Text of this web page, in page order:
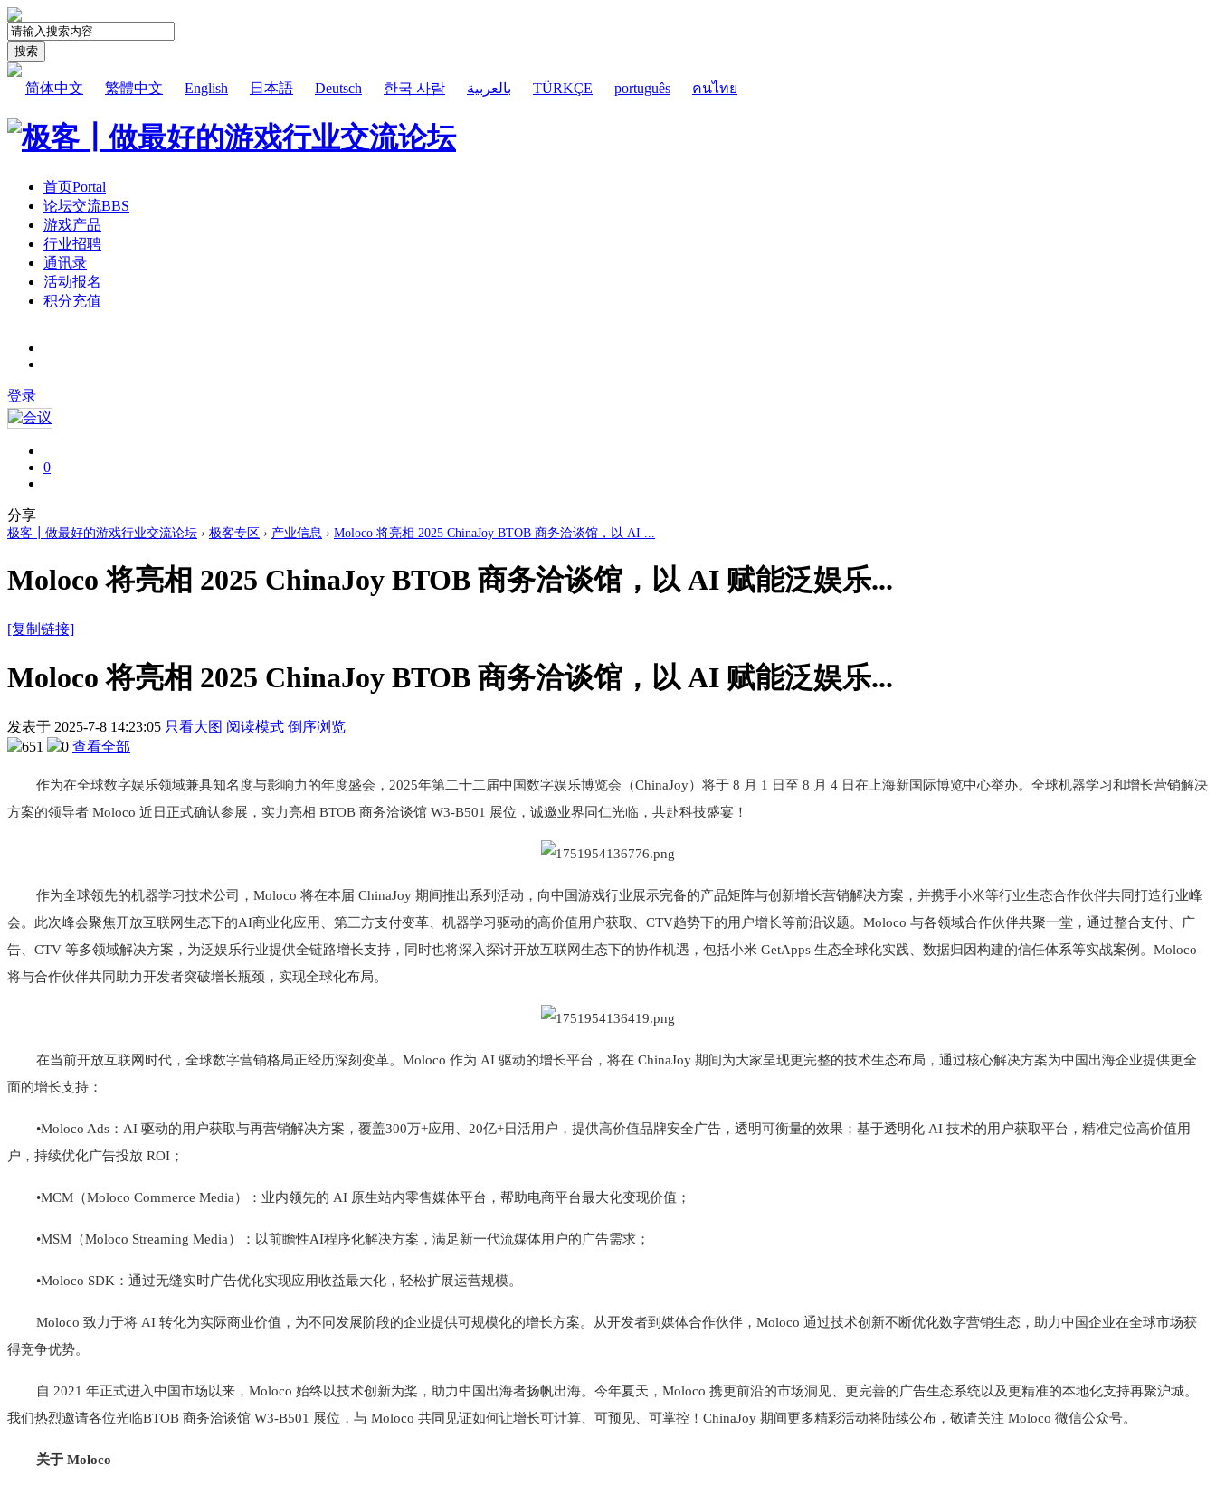
搜索
简体中文 繁體中文 English 日本語 Deutsch 한국 사람 بالعربية TÜRKÇE português คนไทย
首页Portal
论坛交流BBS
游戏产品
行业招聘
通讯录
活动报名
积分充值
登录
0
分享
极客┃做最好的游戏行业交流论坛 › 极客专区 › 产业信息 › Moloco 将亮相 2025 ChinaJoy BTOB 商务洽谈馆，以 AI ...
Moloco 将亮相 2025 ChinaJoy BTOB 商务洽谈馆，以 AI 赋能泛娱乐...
[复制链接]
Moloco 将亮相 2025 ChinaJoy BTOB 商务洽谈馆，以 AI 赋能泛娱乐...
发表于 2025-7-8 14:23:05 只看大图 阅读模式 倒序浏览
651
0 查看全部
作为在全球数字娱乐领域兼具知名度与影响力的年度盛会，2025年第二十二届中国数字娱乐博览会（ChinaJoy）将于 8 月 1 日至 8 月 4 日在上海新国际博览中心举办。全球机器学习和增长营销解决
方案的领导者 Moloco 近日正式确认参展，实力亮相 BTOB 商务洽谈馆 W3-B501 展位，诚邀业界同仁光临，共赴科技盛宴！
作为全球领先的机器学习技术公司，Moloco 将在本届 ChinaJoy 期间推出系列活动，向中国游戏行业展示完备的产品矩阵与创新增长营销解决方案，并携手小米等行业生态合作伙伴共同打造行业峰
会。此次峰会聚焦开放互联网生态下的AI商业化应用、第三方支付变革、机器学习驱动的高价值用户获取、CTV趋势下的用户增长等前沿议题。Moloco 与各领域合作伙伴共聚一堂，通过整合支付、广
告、CTV 等多领域解决方案，为泛娱乐行业提供全链路增长支持，同时也将深入探讨开放互联网生态下的协作机遇，包括小米 GetApps 生态全球化实践、数据归因构建的信任体系等实战案例。Moloco
将与合作伙伴共同助力开发者突破增长瓶颈，实现全球化布局。
在当前开放互联网时代，全球数字营销格局正经历深刻变革。Moloco 作为 AI 驱动的增长平台，将在 ChinaJoy 期间为大家呈现更完整的技术生态布局，通过核心解决方案为中国出海企业提供更全
面的增长支持：
•Moloco Ads：AI 驱动的用户获取与再营销解决方案，覆盖300万+应用、20亿+日活用户，提供高价值品牌安全广告，透明可衡量的效果；基于透明化 AI 技术的用户获取平台，精准定位高价值用
户，持续优化广告投放 ROI；
•MCM（Moloco Commerce Media）：业内领先的 AI 原生站内零售媒体平台，帮助电商平台最大化变现价值；
•MSM（Moloco Streaming Media）：以前瞻性AI程序化解决方案，满足新一代流媒体用户的广告需求；
•Moloco SDK：通过无缝实时广告优化实现应用收益最大化，轻松扩展运营规模。
Moloco 致力于将 AI 转化为实际商业价值，为不同发展阶段的企业提供可规模化的增长方案。从开发者到媒体合作伙伴，Moloco 通过技术创新不断优化数字营销生态，助力中国企业在全球市场获
得竞争优势。
自 2021 年正式进入中国市场以来，Moloco 始终以技术创新为桨，助力中国出海者扬帆出海。今年夏天，Moloco 携更前沿的市场洞见、更完善的广告生态系统以及更精准的本地化支持再聚沪城。
我们热烈邀请各位光临BTOB 商务洽谈馆 W3-B501 展位，与 Moloco 共同见证如何让增长可计算、可预见、可掌控！ChinaJoy 期间更多精彩活动将陆续公布，敬请关注 Moloco 微信公众号。
关于 Moloco